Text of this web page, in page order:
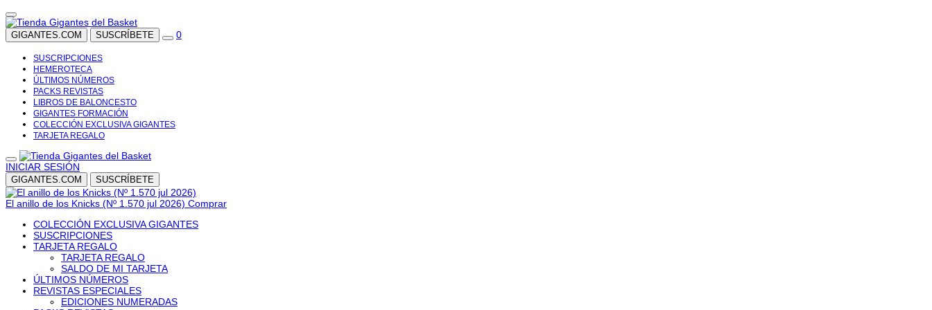
GIGANTES.COM SUSCRÍBETE 0
SUSCRIPCIONES
HEMEROTECA
ÚLTIMOS NÚMEROS
PACKS REVISTAS
LIBROS DE BALONCESTO
GIGANTES FORMACIÓN
COLECCIÓN EXCLUSIVA GIGANTES
TARJETA REGALO
INICIAR SESIÓN
GIGANTES.COM SUSCRÍBETE
El anillo de los Knicks (Nº 1.570 jul 2026) Comprar
COLECCIÓN EXCLUSIVA GIGANTES
SUSCRIPCIONES
TARJETA REGALO
TARJETA REGALO
SALDO DE MI TARJETA
ÚLTIMOS NÚMEROS
REVISTAS ESPECIALES
EDICIONES NUMERADAS